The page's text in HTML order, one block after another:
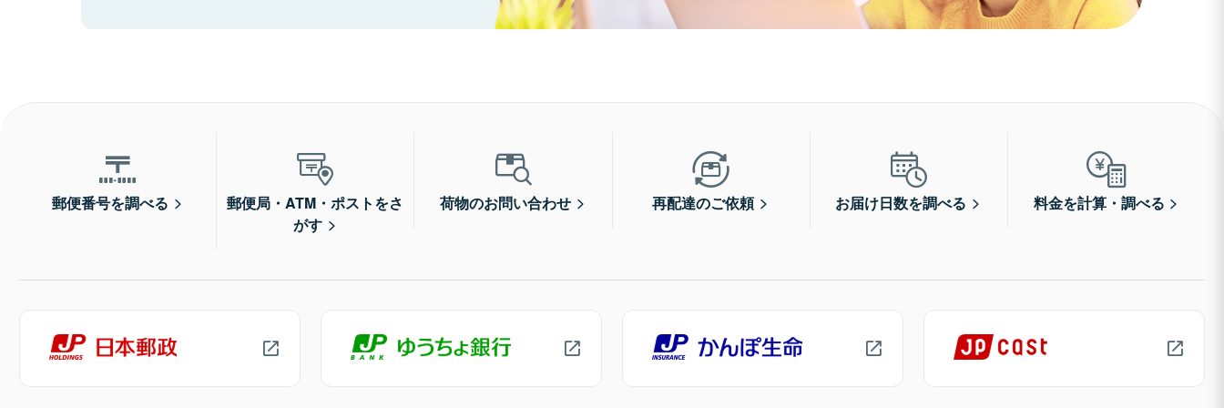
郵便番号を調べる
郵便局・ATM・ポストをさ
がす
荷物のお問い合わせ 再配達のご依頼 お届け日数を調べる 料金を計算・調べる